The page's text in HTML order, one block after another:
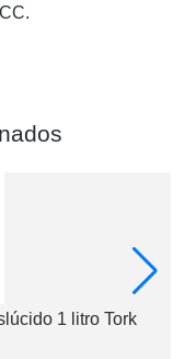
1 litro Tork